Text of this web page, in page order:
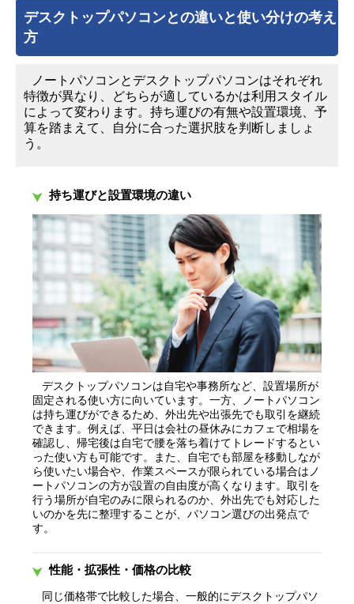
デスクトップパソコンとの違いと使い分けの考え
方
ノートパソコンとデスクトップパソコンはそれぞれ
特徴が異なり、どちらが適しているかは利用スタイル
によって変わります。持ち運びの有無や設置環境、予
算を踏まえて、自分に合った選択肢を判断しましょ
う。
持ち運びと設置環境の違い
デスクトップパソコンは自宅や事務所など、設置場所が
固定される使い方に向いています。一方、ノートパソコン
は持ち運びができるため、外出先や出張先でも取引を継続
できます。例えば、平日は会社の昼休みにカフェで相場を
確認し、帰宅後は自宅で腰を落ち着けてトレードするとい
った使い方も可能です。また、自宅でも部屋を移動しなが
ら使いたい場合や、作業スペースが限られている場合はノ
ートパソコンの方が設置の自由度が高くなります。取引を
行う場所が自宅のみに限られるのか、外出先でも対応した
いのかを先に整理することが、パソコン選びの出発点で
す。
性能・拡張性・価格の比較
同じ価格帯で比較した場合、一般的にデスクトップパソ